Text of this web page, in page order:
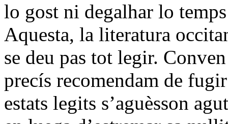
lo gost ni degalhar lo
Aquesta, la literatura
se deu pas tot legir.
precís recomendam de
estats legits s’aguèsson